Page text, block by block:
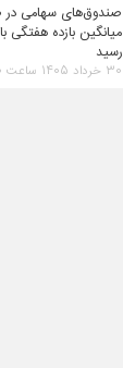
صندوق‌های سهامی
رسید
۳۰ خرداد ۱۴۰۵ ساعت ۰۹:۱۰